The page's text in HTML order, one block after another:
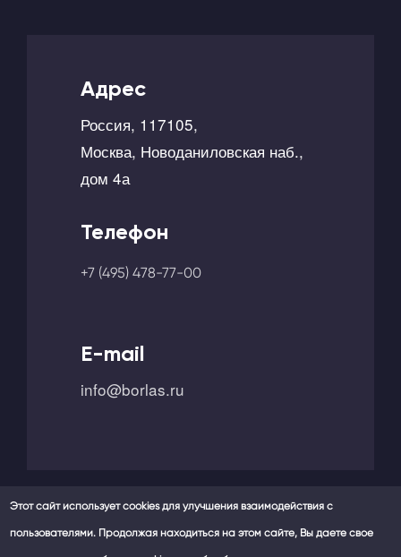
Адрес
Россия, 117105,
Москва, Новоданиловская наб.,
дом 4а
Телефон
+7 (495) 478-77-00
E-mail
info@borlas.ru
Мы в социальных сетях -
Этот сайт использует cookies для улучшения взаимодействия с
пользователями. Продолжая находиться на этом сайте, Вы даете свое